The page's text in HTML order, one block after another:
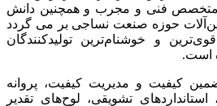
متخصص فنی و مجرب و همچنین دانش
حوزه صنعت نساجی بر می گردد
و خوشنام‌ترین تولیدکنندگان
است.
کیفیت و مدیریت کیفیت، پروانه
تشویقی، لوح‌های تقدیر